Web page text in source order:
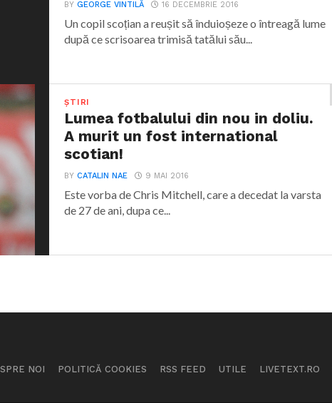
BYGEORGE VINTILĂ 16 DECEMBRIE 2016
Un copil scoțian a reușit să înduioșeze o întreagă lume
după ce scrisoarea trimisă tatălui său...
ȘTIRI
Lumea fotbalului din nou in doliu.
A murit un fost international
scotian!
BYCATALIN NAE 9 MAI 2016
Este vorba de Chris Mitchell, care a decedat la varsta
de 27 de ani, dupa ce...
NOI POLITICĂ COOKIES RSS FEED UTILE LIVETEXT.RO